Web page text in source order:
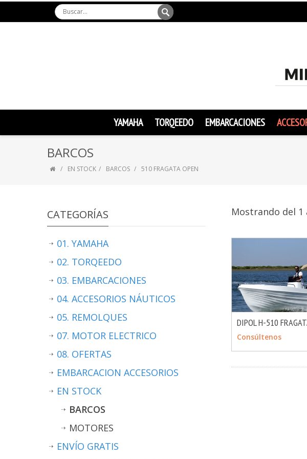
YAMAHA TORQEEDO EMBARCACIONES
BARCOS
EN STOCK BARCOS 510 FRAGATA OPEN
Mostrando del 1
DIPOL H-510
Consúltenos
CATEGORÍAS
01. YAMAHA
02. TORQEEDO
03. EMBARCACIONES
04. ACCESORIOS NÁUTICOS
05. REMOLQUES
07. MOTOR ELECTRICO
08. OFERTAS
EMBARCACION ACCESORIOS
EN STOCK
BARCOS
MOTORES
ENVÍO GRATIS